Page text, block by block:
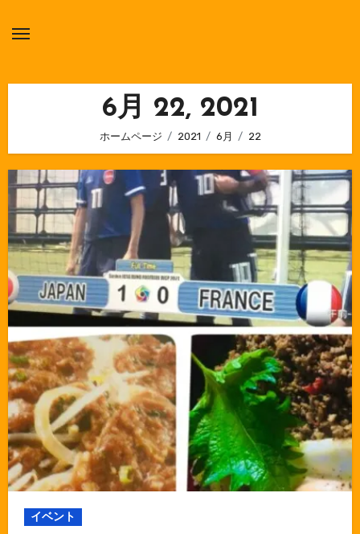
6月 22, 2021
ホームページ 2021 6月 22
イベント